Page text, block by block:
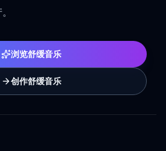
浏览舒缓音乐
创作舒缓音乐